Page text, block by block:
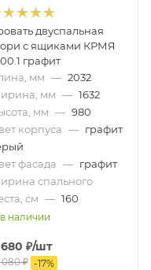
двуспальная
с ящиками КРМЯ
графит
мм — 2032
мм — 1632
мм — 980
корпуса — графит
фасада — графит
спального
см — 160
в наличии
680 ₽/шт
080₽ -17%